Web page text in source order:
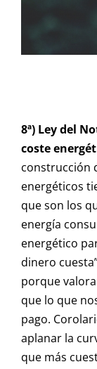
8ª) Ley del
coste
construcción
energéticos
que son los
energía
energético
dinero
porque
que lo que
pago.
aplanar la
que más